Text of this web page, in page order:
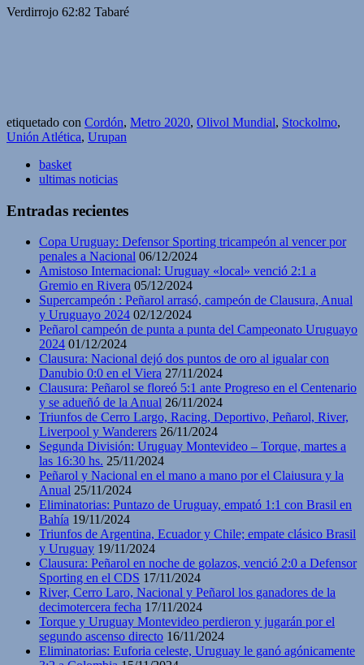
Verdirrojo 62:82 Tabaré
etiquetado con Cordón, Metro 2020, Olivol Mundial, Stockolmo,
Unión Atlética, Urupan
basket
ultimas noticias
Entradas recientes
Copa Uruguay: Defensor Sporting tricampeón al vencer por
penales a Nacional 06/12/2024
Amistoso Internacional: Uruguay «local» venció 2:1 a
Gremio en Rivera 05/12/2024
Supercampeón : Peñarol arrasó, campeón de Clausura, Anual
y Uruguayo 2024 02/12/2024
Peñarol campeón de punta a punta del Campeonato Uruguayo
2024 01/12/2024
Clausura: Nacional dejó dos puntos de oro al igualar con
Danubio 0:0 en el Viera 27/11/2024
Clausura: Peñarol se floreó 5:1 ante Progreso en el Centenario
y se adueñó de la Anual 26/11/2024
Triunfos de Cerro Largo, Racing, Deportivo, Peñarol, River,
Liverpool y Wanderers 26/11/2024
Segunda División: Uruguay Montevideo – Torque, martes a
las 16:30 hs. 25/11/2024
Peñarol y Nacional en el mano a mano por el Claiusura y la
Anual 25/11/2024
Eliminatorias: Puntazo de Uruguay, empató 1:1 con Brasil en
Bahía 19/11/2024
Triunfos de Argentina, Ecuador y Chile; empate clásico Brasil
y Uruguay 19/11/2024
Clausura: Peñarol en noche de golazos, venció 2:0 a Defensor
Sporting en el CDS 17/11/2024
River, Cerro Laro, Nacional y Peñarol los ganadores de la
decimotercera fecha 17/11/2024
Torque y Uruguay Montevideo perdieron y jugarán por el
segundo ascenso directo 16/11/2024
Eliminatorias: Euforia celeste, Uruguay le ganó agónicamente